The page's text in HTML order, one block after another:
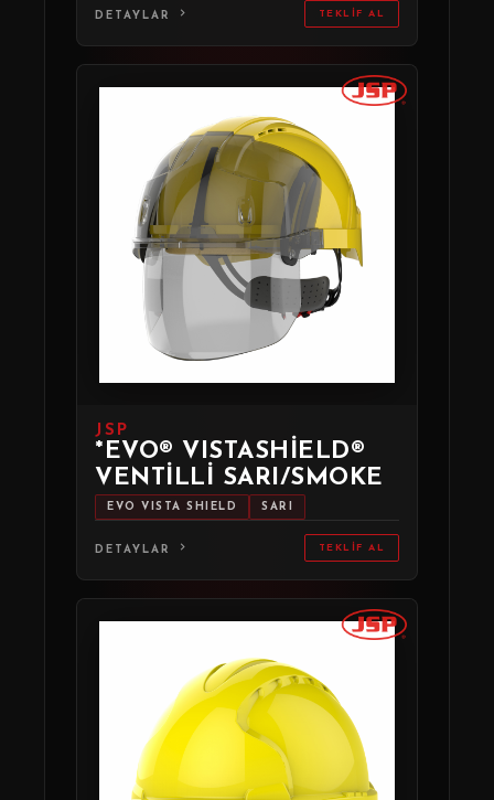
DETAYLAR TEKLIF AL
JSP
*EVO® VISTASHIELD®
VENTILLI SARI/SMOKE
EVO VISTA SHIELD SARI
DETAYLAR TEKLIF AL